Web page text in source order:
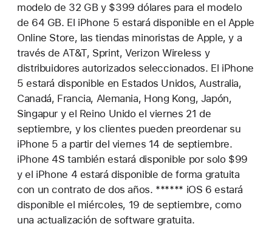
modelo de 32 GB y $399 dólares para el modelo
de 64 GB. El iPhone 5 estará disponible en el Apple
Online Store, las tiendas minoristas de Apple, y a
través de AT&T, Sprint, Verizon Wireless y
distribuidores autorizados seleccionados. El iPhone
5 estará disponible en Estados Unidos, Australia,
Canadá, Francia, Alemania, Hong Kong, Japón,
Singapur y el Reino Unido el viernes 21 de
septiembre, y los clientes pueden preordenar su
iPhone 5 a partir del viernes 14 de septiembre.
iPhone 4S también estará disponible por solo $99
y el iPhone 4 estará disponible de forma gratuita
con un contrato de dos años. ****** iOS 6 estará
disponible el miércoles, 19 de septiembre, como
una actualización de software gratuita.